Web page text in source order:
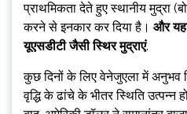
प्राथमिकता देते हुए स्थानीय मुद्रा
करने से इनकार कर दिया है। और
यूएसडीटी जैसी स्थिर मुद्राएं.
कुछ दिनों के लिए वेनेजुएला में अनुभव
वृद्धि के ढांचे के भीतर स्थिति